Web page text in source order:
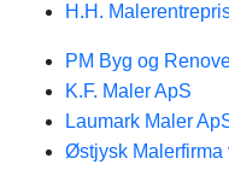
H.H.
PM Byg og
K.F. Maler ApS
Laumark Maler
Østjysk Malerfirma